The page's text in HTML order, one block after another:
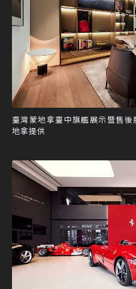
臺灣蒙地拿臺中旗艦展示暨售
地拿提供